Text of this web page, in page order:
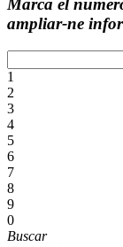
Marca el
ampliar-ne
1
2
3
4
5
6
7
8
9
0
Buscar